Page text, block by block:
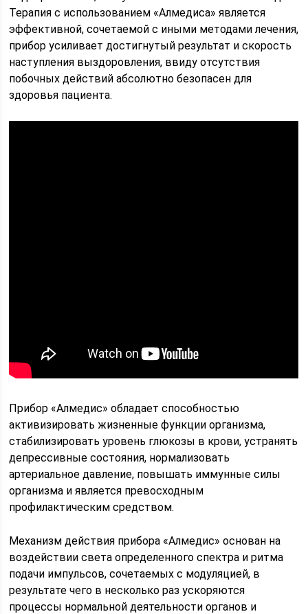
Терапия с использованием «Алмедиса» является
эффективной, сочетаемой с иными методами лечения,
прибор усиливает достигнутый результат и скорость
наступления выздоровления, ввиду отсутствия
побочных действий абсолютно безопасен для
здоровья пациента.
Прибор «Алмедис» обладает способностью
активизировать жизненные функции организма,
стабилизировать уровень глюкозы в крови, устранять
депрессивные состояния, нормализовать
артериальное давление, повышать иммунные силы
организма и является превосходным
профилактическим средством.
Механизм действия прибора «Алмедис» основан на
воздействии света определенного спектра и ритма
подачи импульсов, сочетаемых с модуляцией, в
результате чего в несколько раз ускоряются
процессы нормальной деятельности органов и